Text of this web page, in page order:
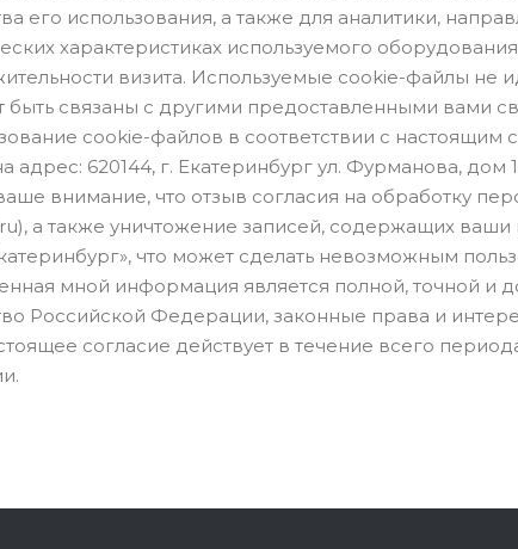
его использования, а также для аналитики,
характеристиках используемого
визита. Используемые cookie-файлы не
быть связаны с другими предоставленными вами
cookie-файлов в соответствии с
620144, г. Екатеринбург ул. Фурманова, дом
внимание, что отзыв согласия на обработку
а также уничтожение записей, содержащих
что может сделать невозможным
мной информация является полной, точной и
Российской Федерации, законные права и
согласие действует в течение всего